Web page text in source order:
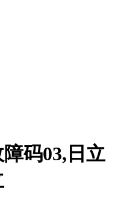
码03,日立